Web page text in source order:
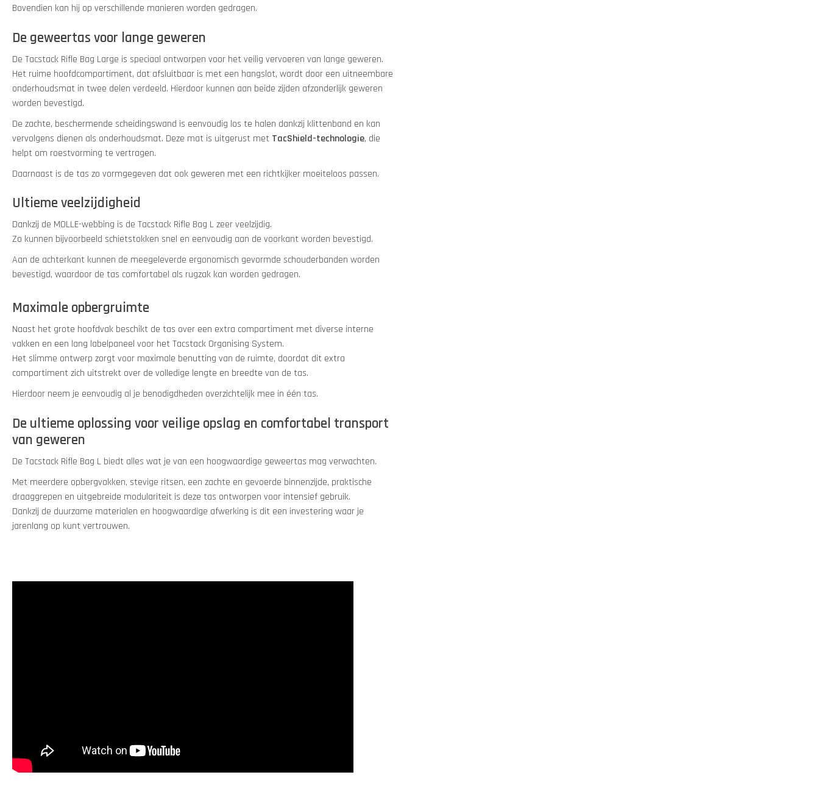
Bovendien kan hij op verschillende manieren worden gedragen.
De geweertas voor lange geweren
De Tacstack Rifle Bag Large is speciaal ontworpen voor het veilig vervoeren van lange geweren.
Het ruime hoofdcompartiment, dat afsluitbaar is met een hangslot, wordt door een uitneembare
onderhoudsmat in twee delen verdeeld. Hierdoor kunnen aan beide zijden afzonderlijk geweren
worden bevestigd.
De zachte, beschermende scheidingswand is eenvoudig los te halen dankzij klittenband en kan
vervolgens dienen als onderhoudsmat. Deze mat is uitgerust met TacShield-technologie, die
helpt om roestvorming te vertragen.
Daarnaast is de tas zo vormgegeven dat ook geweren met een richtkijker moeiteloos passen.
Ultieme veelzijdigheid
Dankzij de MOLLE-webbing is de Tacstack Rifle Bag L zeer veelzijdig.
Zo kunnen bijvoorbeeld schietstokken snel en eenvoudig aan de voorkant worden bevestigd.
Aan de achterkant kunnen de meegeleverde ergonomisch gevormde schouderbanden worden
bevestigd, waardoor de tas comfortabel als rugzak kan worden gedragen.
Maximale opbergruimte
Naast het grote hoofdvak beschikt de tas over een extra compartiment met diverse interne
vakken en een lang labelpaneel voor het Tacstack Organising System.
Het slimme ontwerp zorgt voor maximale benutting van de ruimte, doordat dit extra
compartiment zich uitstrekt over de volledige lengte en breedte van de tas.
Hierdoor neem je eenvoudig al je benodigdheden overzichtelijk mee in één tas.
De ultieme oplossing voor veilige opslag en comfortabel transport
van geweren
De Tacstack Rifle Bag L biedt alles wat je van een hoogwaardige geweertas mag verwachten.
Met meerdere opbergvakken, stevige ritsen, een zachte en gevoerde binnenzijde, praktische
draaggrepen en uitgebreide modulariteit is deze tas ontworpen voor intensief gebruik.
Dankzij de duurzame materialen en hoogwaardige afwerking is dit een investering waar je
jarenlang op kunt vertrouwen.